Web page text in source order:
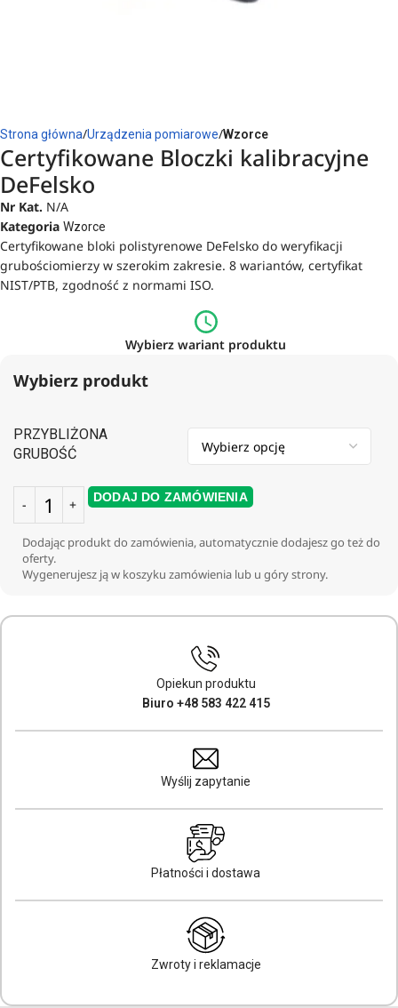
Strona główna Urządzenia pomiarowe Wzorce
Certyfikowane Bloczki kalibracyjne
DeFelsko
Nr Kat. N/A
Kategoria Wzorce
Certyfikowane bloki polistyrenowe DeFelsko do weryfikacji
grubościomierzy w szerokim zakresie. 8 wariantów, certyfikat
NIST/PTB, zgodność z normami ISO.
Wybierz wariant produktu
Wybierz produkt
PRZYBLIŻONA
GRUBOŚĆ
DODAJ DO ZAMÓWIENIA
Dodając produkt do zamówienia, automatycznie dodajesz go też do
oferty.
Wygenerujesz ją w koszyku zamówienia lub u góry strony.
Opiekun produktu
Biuro +48 583 422 415
Wyślij zapytanie
Płatności i dostawa
Zwroty i reklamacje